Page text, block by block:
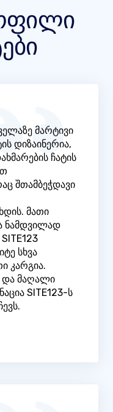
მარტივი
დიზაინერია,
ჩატის
შთამბეჭდავი
მათი
ნამდვილად
სხვა
კარგია.
და მაღალი
SITE123-ს